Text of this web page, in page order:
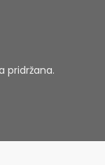
pridržana.